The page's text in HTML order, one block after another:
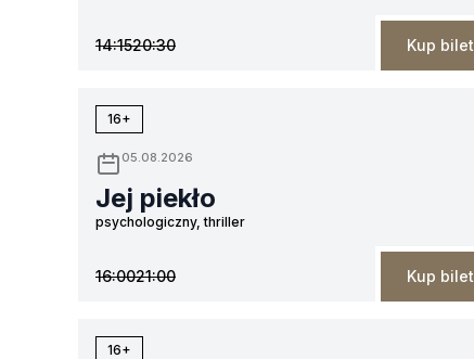
14:1520:30 Kup bilet
16+
05.08.2026
Jej piekło
psychologiczny, thriller
16:0021:00 Kup bilet
16+